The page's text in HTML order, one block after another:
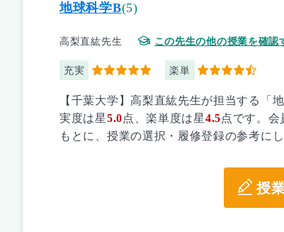
地球科学B(5)
高梨直紘先生 この先生の他の授業を確認
充実 5 楽単 4.5
【千葉大学】高梨直紘先生が担当する「
実度は星5.0点、楽単度は星4.5点です。
もとに、授業の選択・履修登録の参考にし
授